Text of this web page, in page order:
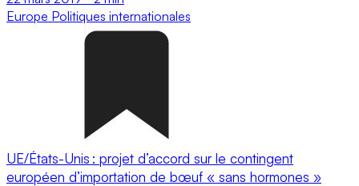
Europe Politiques internationales
UE/États-Unis : projet d’accord sur le contingent
européen d’importation de bœuf « sans hormones »